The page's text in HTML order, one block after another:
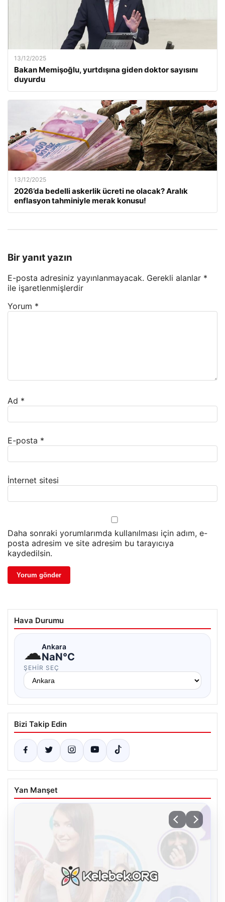
13/12/2025
Bakan Memişoğlu, yurtdışına giden doktor sayısını
duyurdu
13/12/2025
2026’da bedelli askerlik ücreti ne olacak? Aralık
enflasyon tahminiyle merak konusu!
Bir yanıt yazın
E-posta adresiniz yayınlanmayacak. Gerekli alanlar *
ile işaretlenmişlerdir
Yorum *
Ad *
E-posta *
İnternet sitesi
Daha sonraki yorumlarımda kullanılması için adım, e-
posta adresim ve site adresim bu tarayıcıya
kaydedilsin.
Hava Durumu
☁Ankara
NaN°C
ŞEHIR SEÇ
Bizi Takip Edin
Yan Manşet